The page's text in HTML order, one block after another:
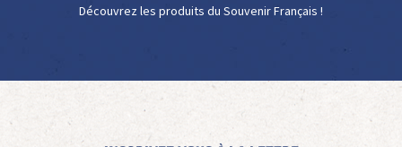
Découvrez les produits du Souvenir Français !